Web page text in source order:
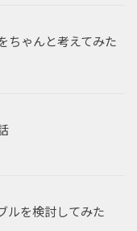
ちゃんと考えてみた
ルを検討してみた